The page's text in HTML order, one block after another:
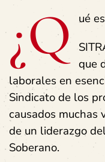
¿Q
ué
que
laborales en
Sindicato de los
causados muchas
de un liderazgo
Soberano.